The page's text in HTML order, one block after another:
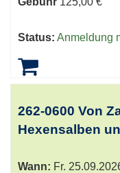
Status: Anmeldung
262-0600 Von
Hexensalben
Wann: Fr.